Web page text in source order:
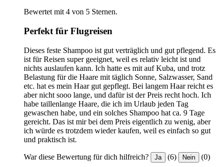
Bewertet mit 4 von 5 Sternen.
Perfekt für Flugreisen
Dieses feste Shampoo ist gut verträglich und gut pflegend. Es
ist für Reisen super geeignet, weil es relativ leicht ist und
nichts auslaufen kann. Ich hatte es mit auf Kuba, und trotz
Belastung für die Haare mit täglich Sonne, Salzwasser, Sand
etc. hat es mein Haar gut gepflegt. Bei langem Haar reicht es
aber nicht sooo lange, und dafür ist der Preis recht hoch. Ich
habe taillenlange Haare, die ich im Urlaub jeden Tag
gewaschen habe, und ein solches Shampoo hat ca. 9 Tage
gereicht. Das ist mir bei dem Preis eigentlich zu wenig, aber
ich würde es trotzdem wieder kaufen, weil es einfach so gut
und praktisch ist.
War diese Bewertung für dich hilfreich? Ja (6) Nein (0)